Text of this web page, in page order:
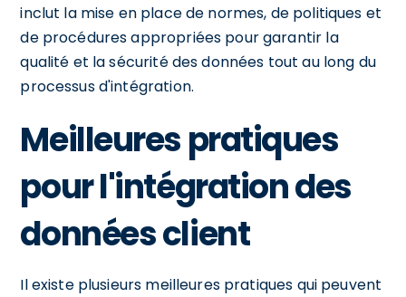
inclut la mise en place de normes, de politiques et
de procédures appropriées pour garantir la
qualité et la sécurité des données tout au long du
processus d'intégration.
Meilleures pratiques
pour l'intégration des
données client
Il existe plusieurs meilleures pratiques qui peuvent